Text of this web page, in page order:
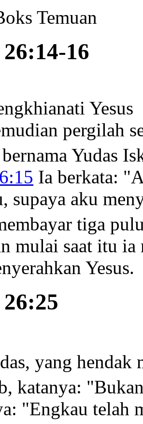
Temuan
16
Yesus
pergilah
Yudas
Ia berkata:
supaya aku
tiga
mulai saat itu ia
Yesus.
yang hendak
katanya:
"Engkau telah